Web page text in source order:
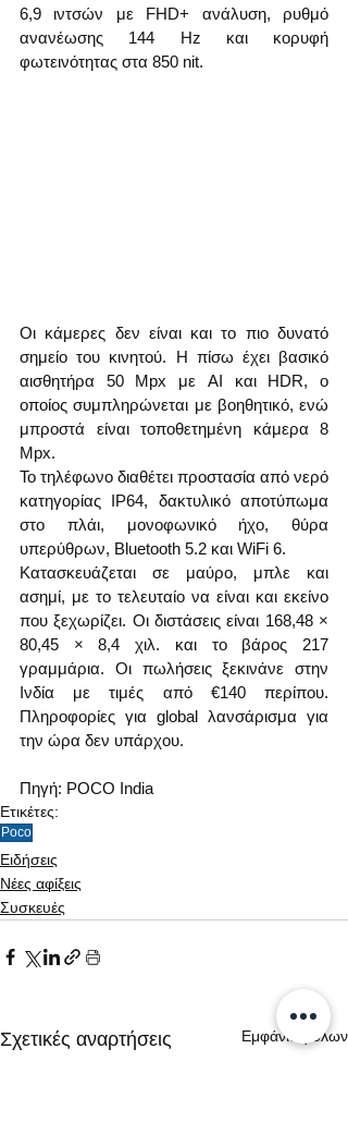
6,9 ιντσών με FHD+ ανάλυση, ρυθμό
ανανέωσης 144 Hz και κορυφή
φωτεινότητας στα 850 nit.
Οι κάμερες δεν είναι και το πιο δυνατό
σημείο του κινητού. Η πίσω έχει βασικό
αισθητήρα 50 Mpx με AI και HDR, ο
οποίος συμπληρώνεται με βοηθητικό, ενώ
μπροστά είναι τοποθετημένη κάμερα 8
Mpx.
Το τηλέφωνο διαθέτει προστασία από νερό
κατηγορίας IP64, δακτυλικό αποτύπωμα
στο πλάι, μονοφωνικό ήχο, θύρα
υπερύθρων, Bluetooth 5.2 και WiFi 6.
Κατασκευάζεται σε μαύρο, μπλε και
ασημί, με το τελευταίο να είναι και εκείνο
που ξεχωρίζει. Οι διστάσεις είναι 168,48 ×
80,45 × 8,4 χιλ. και το βάρος 217
γραμμάρια. Οι πωλήσεις ξεκινάνε στην
Ινδία με τιμές από €140 περίπου.
Πληροφορίες για global λανσάρισμα για
την ώρα δεν υπάρχου.
Πηγή: POCO India
Ετικέτες:
Poco
Ειδήσεις
Νέες αφίξεις
Συσκευές
Σχετικές αναρτήσεις Εμφάνιση όλων